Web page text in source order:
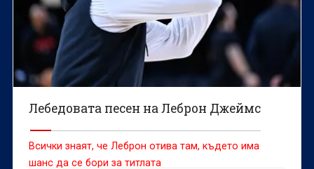
Лебедовата песен на Леброн Джеймс
Всички знаят, че Леброн отива там, където има
шанс да се бори за титлата